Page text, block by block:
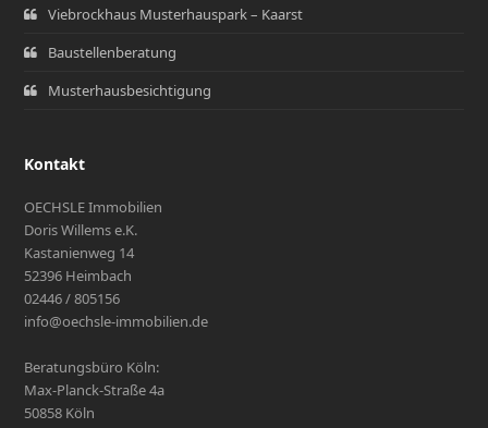
Viebrockhaus Musterhauspark – Kaarst
Baustellenberatung
Musterhausbesichtigung
Kontakt
OECHSLE Immobilien
Doris Willems e.K.
Kastanienweg 14
52396 Heimbach
02446 / 805156
info@oechsle-immobilien.de
Beratungsbüro Köln:
Max-Planck-Straße 4a
50858 Köln